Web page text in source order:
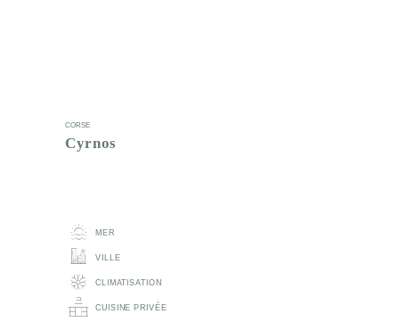
CORSE
Cyrnos
MER
VILLE
CLIMATISATION
CUISINE PRIVÉE